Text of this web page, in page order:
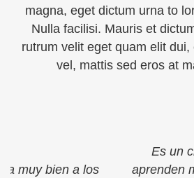
magna, eget dictum urna to
Nulla facilisi. Mauris et
rutrum velit eget quam elit
vel, mattis sed eros at
Es un club donde todos
aprenden mucho y a la vez